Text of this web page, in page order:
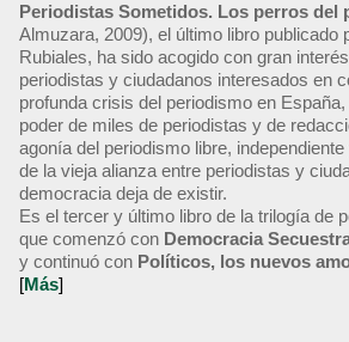
Periodistas Sometidos. Los perros del
Almuzara, 2009), el último libro publicado
Rubiales, ha sido acogido con gran
periodistas y ciudadanos interesados en
profunda crisis del periodismo en
poder de miles de periodistas y de
agonía del periodismo libre,
de la vieja alianza entre periodistas y
democracia deja de existir.
Es el tercer y último libro de la trilogía de
que comenzó con Democracia
y continuó con Políticos, los nuevos
[Más]